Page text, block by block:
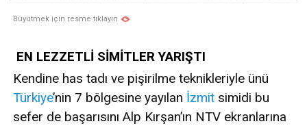
Büyütmek için resme tıklayın
EN LEZZETLİ SİMİTLER YARIŞTI
Kendine has tadı ve pişirilme teknikleriyle ünü
Türkiye’nin 7 bölgesine yayılan İzmit simidi bu
sefer de başarısını Alp Kırşan’ın NTV ekranlarına